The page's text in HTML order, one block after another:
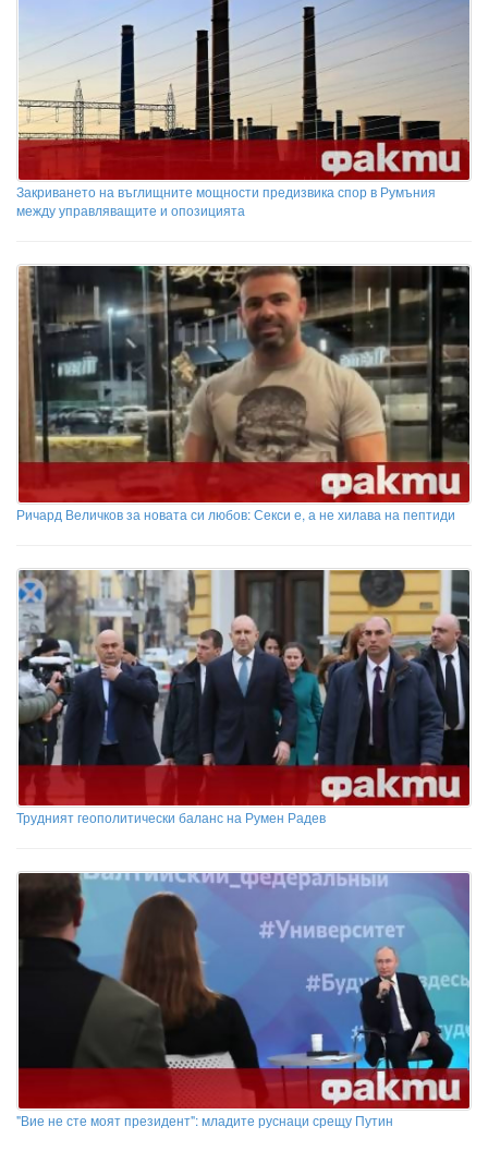
Закриването на въглищните мощности предизвика спор в Румъния
между управляващите и опозицията
Ричард Величков за новата си любов: Секси е, а не хилава на пептиди
Трудният геополитически баланс на Румен Радев
"Вие не сте моят президент": младите руснаци срещу Путин